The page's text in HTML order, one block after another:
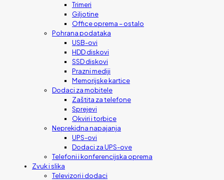
Trimeri
Giljotine
Office oprema – ostalo
Pohrana podataka
USB-ovi
HDD diskovi
SSD diskovi
Prazni mediji
Memorijske kartice
Dodaci za mobitele
Zaštita za telefone
Sprejevi
Okviri i torbice
Neprekidna napajanja
UPS-ovi
Dodaci za UPS-ove
Telefoni i konferencijska oprema
Zvuk i slika
Televizori i dodaci